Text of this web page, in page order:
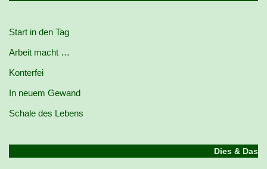
Start in den Tag
Arbeit macht …
Konterfei
In neuem Gewand
Schale des Lebens
Dies & Das